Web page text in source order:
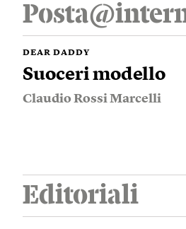
DEAR DADDY
Suoceri modello
Claudio Rossi Marcelli
Editoriali